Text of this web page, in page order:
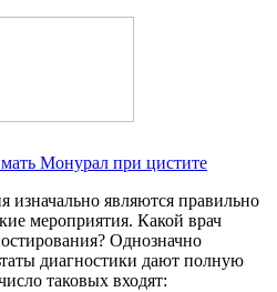
Монурал при цистите
изначально являются правильно
мероприятия. Какой врач
Однозначно
диагностики дают полную
таковых входят: